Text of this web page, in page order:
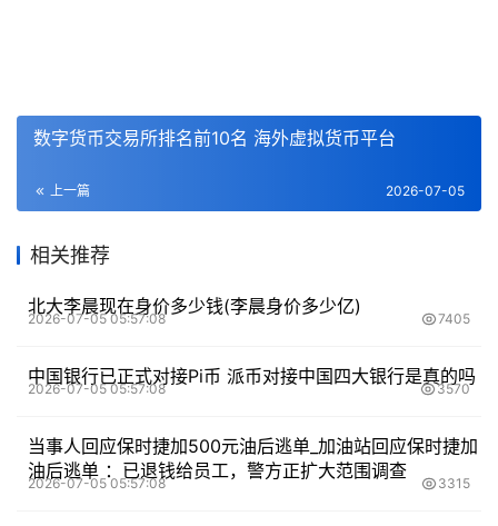
数字货币交易所排名前10名 海外虚拟货币平台
上一篇 2026-07-05
相关推荐
北大李晨现在身价多少钱(李晨身价多少亿)
2026-07-05 05:57:08 7405
中国银行已正式对接Pi币 派币对接中国四大银行是真的吗
2026-07-05 05:57:08 3570
当事人回应保时捷加500元油后逃单_加油站回应保时捷加
油后逃单 ：已退钱给员工，警方正扩大范围调查
2026-07-05 05:57:08 3315